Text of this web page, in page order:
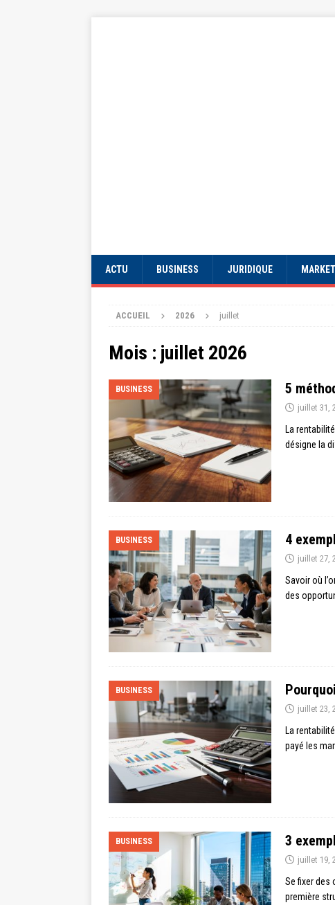
ACTU BUSINESS JURIDIQUE
ACCUEIL 2026 juillet
Mois : juillet 2026
BUSINESS 5
juillet 31,
La
désigne la
BUSINESS 4
juillet 27,
Savoir où
des
BUSINESS
juillet 23,
La
payé les
BUSINESS 3
juillet 19,
Se fixer des
première